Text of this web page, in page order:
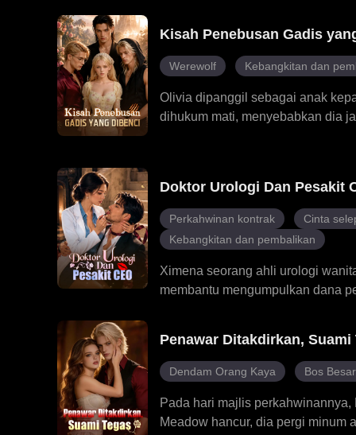
Valeria, menemui petunjuk
kuasa yang dilakukan oleh Arthur
dengan sihir sumpahan, Elian
tersebut dan kini kembali
Kisah Penebusan Gadis
Werewolf Kebangkitan dan
Olivia dipanggil sebagai anak
dihukum mati, menyebabkan dia
dirinya. Apabila ancaman
memberi penyelamatan.
Doktor Urologi Dan Pesakit
Perkahwinan kontrak Cinta
Kebangkitan dan pembalikan
Ximena seorang ahli urologi
membantu mengumpulkan dana
bertekad untuk merawatnya.
lama-kelamaan dia mula jatuh
sejati, penuh dengan kemanisan
Penawar Ditakdirkan, Suami
Dendam Orang Kaya Bos
Pada hari majlis
Meadow hancur, dia pergi minum